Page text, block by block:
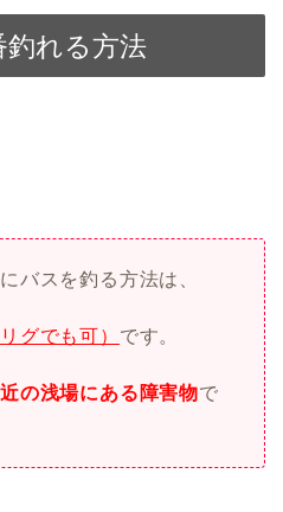
釣れる方法
バスを釣る方法は、
グでも可） です。
の浅場にある障害物で